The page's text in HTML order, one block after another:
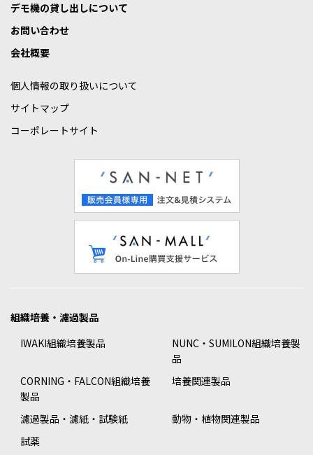
デモ機の貸し出しについて
お問い合わせ
会社概要
個人情報の取り扱いについて
サイトマップ
コーポレートサイト
組織培養・濾過製品
IWAKI組織培養製品
NUNC・SUMILON組織培養製
品
CORNING・FALCON組織培養
製品
培養関連製品
濾過製品・濾紙・試験紙
動物・植物関連製品
試薬